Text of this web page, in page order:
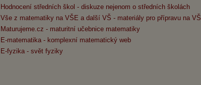
Hodnocení středních škol - diskuze nejenom o středních školách
Vše z matematiky na VŠE a další VŠ - materiály pro přípravu na VŠ
Maturujeme.cz - maturitní učebnice matematiky
E-matematika - komplexní matematický web
E-fyzika - svět fyziky